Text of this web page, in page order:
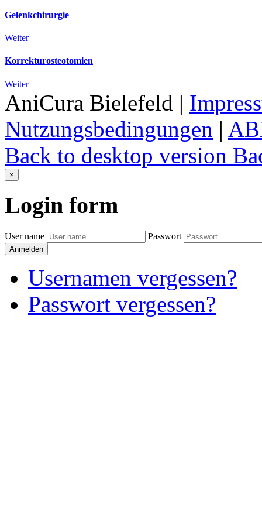
Gelenkchirurgie
Weiter
Korrekturosteotomien
Weiter
AniCura Bielefeld |
Nutzungsbedingungen |
Back to desktop version
×
Login form
User name Passwort
Anmelden
Usernamen vergessen?
Passwort vergessen?